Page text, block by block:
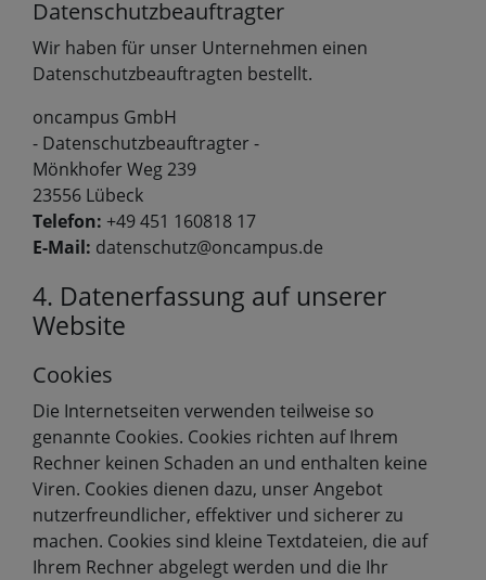
Datenschutzbeauftragter
Wir haben für unser Unternehmen einen
Datenschutzbeauftragten bestellt.
oncampus GmbH
- Datenschutzbeauftragter -
Mönkhofer Weg 239
23556 Lübeck
Telefon: +49 451 160818 17
E-Mail: datenschutz@oncampus.de
4. Datenerfassung auf unserer
Website
Cookies
Die Internetseiten verwenden teilweise so
genannte Cookies. Cookies richten auf Ihrem
Rechner keinen Schaden an und enthalten keine
Viren. Cookies dienen dazu, unser Angebot
nutzerfreundlicher, effektiver und sicherer zu
machen. Cookies sind kleine Textdateien, die auf
Ihrem Rechner abgelegt werden und die Ihr